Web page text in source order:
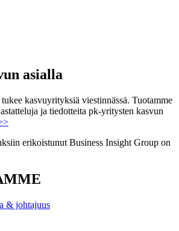
asialla
kasvuyrityksiä viestinnässä. Tuotamme
ja tiedotteita pk-yritysten kasvun
erikoistunut Business Insight Group on